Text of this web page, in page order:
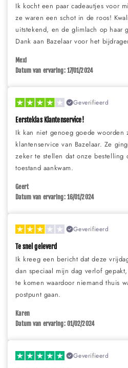
Ik kocht een paar cadeautjes voor
ze waren een schot in de roos!
uitstekend, en de glimlach op haar
Dank aan Bazelaar voor het
Mexi
Datum van ervaring: 17/01/2024
Geverifieerd
Eersteklas Klantenservice!
Ik kan niet genoeg goede woorden
klantenservice van Bazelaar. Ze
zeker te stellen dat onze
toestand aankwam.
Geert
Datum van ervaring: 16/01/2024
Geverifieerd
Te snel geleverd
Ik kreeg een bericht dat deze
dan speciaal mijn dag verlof
te komen waardoor niemand thuis
postpunt gaan.
Karen
Datum van ervaring: 01/02/2024
Geverifieerd